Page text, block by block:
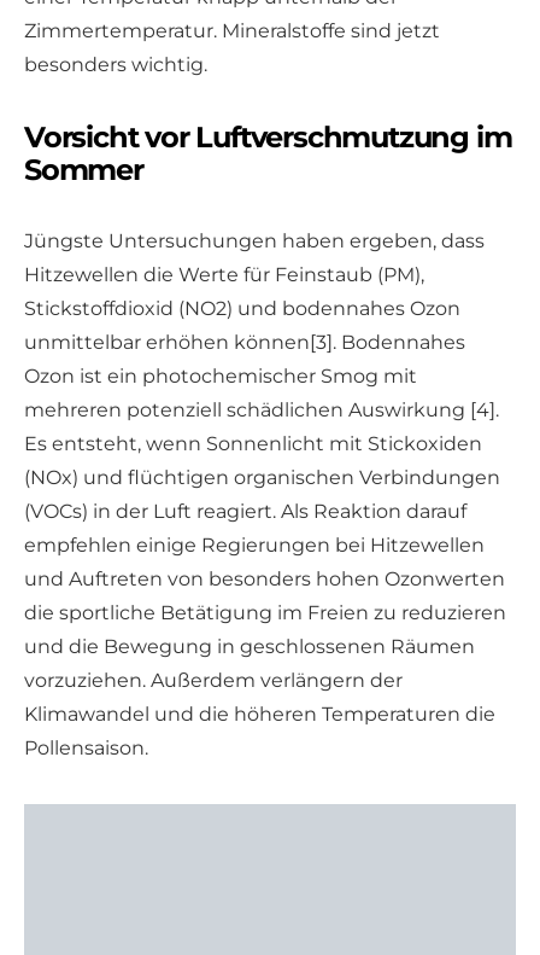
Zimmertemperatur. Mineralstoffe sind jetzt
besonders wichtig.
Vorsicht vor Luftverschmutzung im
Sommer
Jüngste Untersuchungen haben ergeben, dass
Hitzewellen die Werte für Feinstaub (PM),
Stickstoffdioxid (NO2) und bodennahes Ozon
unmittelbar erhöhen können[3]. Bodennahes
Ozon ist ein photochemischer Smog mit
mehreren potenziell schädlichen Auswirkung [4].
Es entsteht, wenn Sonnenlicht mit Stickoxiden
(NOx) und flüchtigen organischen Verbindungen
(VOCs) in der Luft reagiert. Als Reaktion darauf
empfehlen einige Regierungen bei Hitzewellen
und Auftreten von besonders hohen Ozonwerten
die sportliche Betätigung im Freien zu reduzieren
und die Bewegung in geschlossenen Räumen
vorzuziehen. Außerdem verlängern der
Klimawandel und die höheren Temperaturen die
Pollensaison.